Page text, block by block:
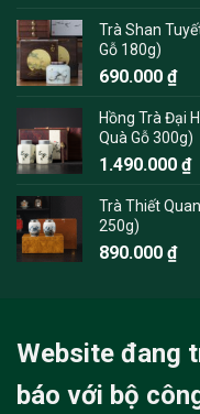
Trà Shan
Gỗ 180g)
690.000 ₫
Hồng Trà Đại
Quà Gỗ 300g)
1.490.000 ₫
Trà Thiết
250g)
890.000 ₫
Website đang
báo với bộ